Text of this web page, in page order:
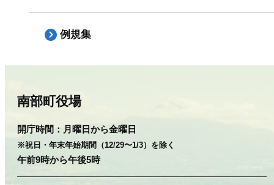
例規集
南部町役場
開庁時間： 月曜日から金曜日
※祝日・年末年始期間（12/29〜1/3）を除く
午前9時から午後5時